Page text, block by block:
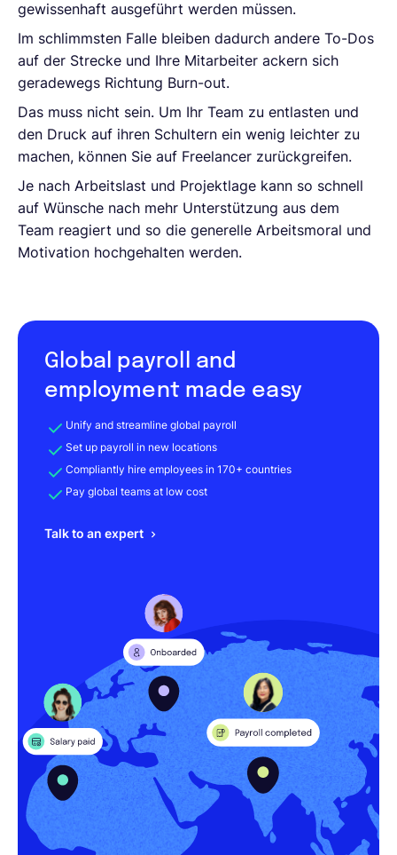
gewissenhaft ausgeführt werden müssen.
Im schlimmsten Falle bleiben dadurch andere To-Dos
auf der Strecke und Ihre Mitarbeiter ackern sich
geradewegs Richtung Burn-out.
Das muss nicht sein. Um Ihr Team zu entlasten und
den Druck auf ihren Schultern ein wenig leichter zu
machen, können Sie auf Freelancer zurückgreifen.
Je nach Arbeitslast und Projektlage kann so schnell
auf Wünsche nach mehr Unterstützung aus dem
Team reagiert und so die generelle Arbeitsmoral und
Motivation hochgehalten werden.
Global payroll and
employment made easy
Unify and streamline global payroll
Set up payroll in new locations
Compliantly hire employees in 170+ countries
Pay global teams at low cost
Talk to an expert